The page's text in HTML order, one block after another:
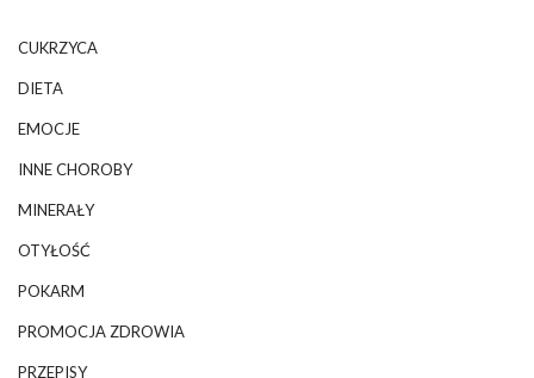
CUKRZYCA
DIETA
EMOCJE
INNE CHOROBY
MINERAŁY
OTYŁOŚĆ
POKARM
PROMOCJA ZDROWIA
PRZEPISY